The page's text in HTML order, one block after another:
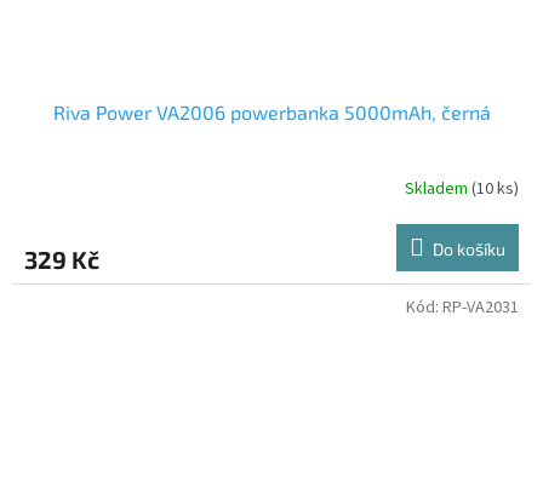
Riva Power VA2006 powerbanka 5000mAh, černá
Skladem (10 ks)
329 Kč Do košíku
Kód: RP-VA2031